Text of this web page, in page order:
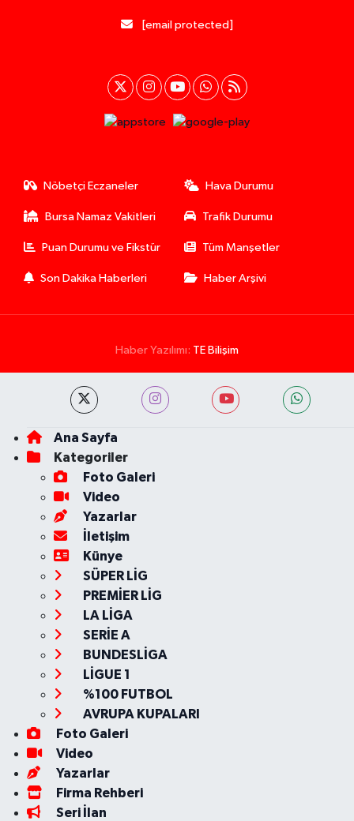
[email protected]
Nöbetçi Eczaneler Hava Durumu
Bursa Namaz Vakitleri Trafik Durumu
Puan Durumu ve Fikstür Tüm Manşetler
Son Dakika Haberleri Haber Arşivi
Haber Yazılımı: TE Bilişim
Ana Sayfa
Kategoriler
Foto Galeri
Video
Yazarlar
İletişim
Künye
SÜPER LİG
PREMİER LİG
LA LİGA
SERİE A
BUNDESLİGA
LİGUE 1
%100 FUTBOL
AVRUPA KUPALARI
Foto Galeri
Video
Yazarlar
Firma Rehberi
Seri İlan